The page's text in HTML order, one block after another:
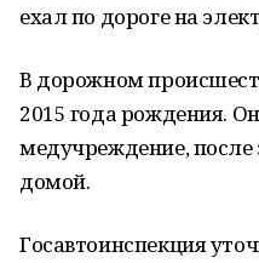
ехал по дороге на
В дорожном
2015 года рождения.
медучреждение, после
домой.
Госавтоинспекция